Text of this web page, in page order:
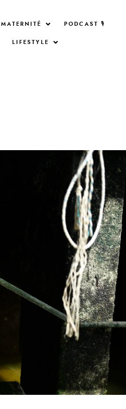
MATERNITÉ PODCAST 🎙
LIFESTYLE